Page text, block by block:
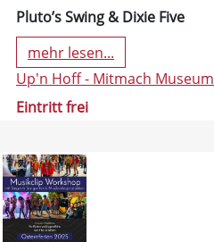
Pluto’s Swing & Dixie Five
mehr lesen...
Up'n Hoff - Mitmach Museum
Eintritt frei